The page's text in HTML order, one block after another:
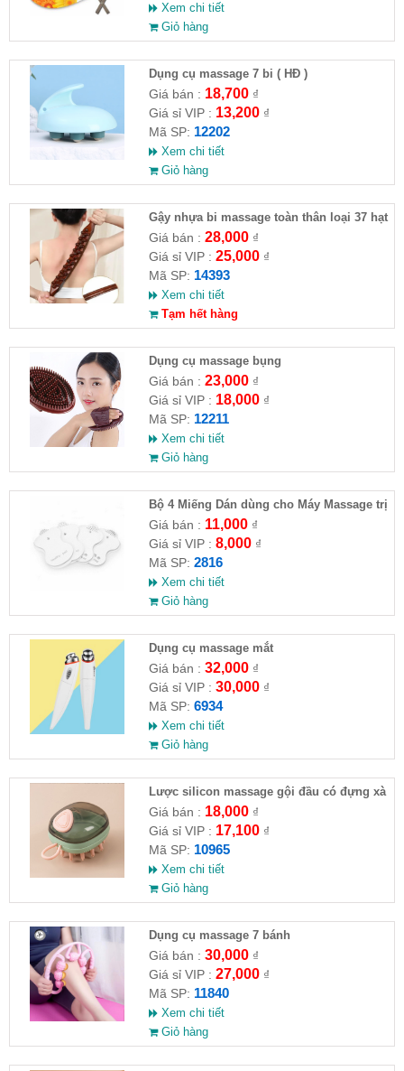
Xem chi tiết
Giỏ hàng
Dụng cụ massage 7 bi ( HĐ )
Giá bán : 18,700₫
Giá sỉ VIP : 13,200₫
Mã SP: 12202
Xem chi tiết
Giỏ hàng
Gậy nhựa bi massage toàn thân loại 37 hạt
Giá bán : 28,000₫
Giá sỉ VIP : 25,000₫
Mã SP: 14393
Xem chi tiết
Tạm hết hàng
Dụng cụ massage bụng
Giá bán : 23,000₫
Giá sỉ VIP : 18,000₫
Mã SP: 12211
Xem chi tiết
Giỏ hàng
Bộ 4 Miếng Dán dùng cho Máy Massage trị
liệu
Giá bán : 11,000₫
Giá sỉ VIP : 8,000₫
Mã SP: 2816
Xem chi tiết
Giỏ hàng
Dụng cụ massage mắt
Giá bán : 32,000₫
Giá sỉ VIP : 30,000₫
Mã SP: 6934
Xem chi tiết
Giỏ hàng
Lược silicon massage gội đầu có đựng xà
phòng
Giá bán : 18,000₫
Giá sỉ VIP : 17,100₫
Mã SP: 10965
Xem chi tiết
Giỏ hàng
Dụng cụ massage 7 bánh
Giá bán : 30,000₫
Giá sỉ VIP : 27,000₫
Mã SP: 11840
Xem chi tiết
Giỏ hàng